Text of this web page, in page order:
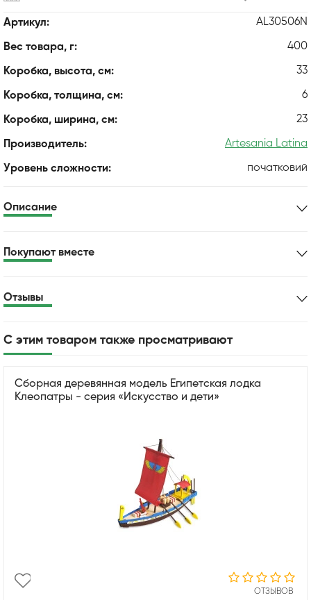
Артикул: AL30506N
Вес товара, г: 400
Коробка, высота, см: 33
Коробка, толщина, см: 6
Коробка, ширина, см: 23
Производитель: Artesania Latina
Уровень сложности: початковий
Описание
Покупают вместе
Отзывы
С этим товаром также просматривают
Сборная деревянная модель Египетская лодка
Клеопатры - серия «Искусство и дети»
ОТЗЫВОВ